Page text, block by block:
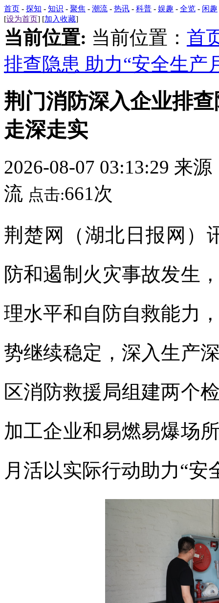
首页 - 探知 - 知识 - 聚焦 - 潮流 - 热讯 - 科普 - 娱趣 - 全览 - 闲趣
[设为首页] [加入收藏]
当前位置: 当前位置： 首
排查隐患 助力“安全生产
荆门消防深入企业排
走深走实
2026-08-07 03:13:29 来源
流 点击:661次
荆楚网（湖北日报网）
防和遏制火灾事故发生
理水平和自防自救能力
势继续稳定，深入生产
区消防救援局组建两个
加工企业和易燃易爆场
月活以实际行动助力“